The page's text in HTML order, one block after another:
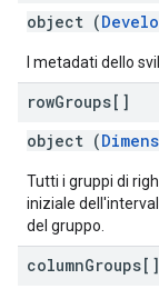
object (
I metadati dello
rowGroups[]
object (
Tutti i gruppi di
iniziale
del gruppo.
columnGroups[]